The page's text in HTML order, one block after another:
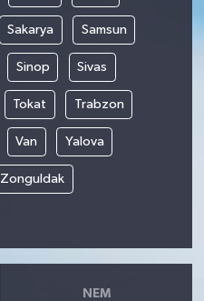
Sakarya Samsun
Sinop Sivas
Tokat Trabzon
Van Yalova
Zonguldak
NEM